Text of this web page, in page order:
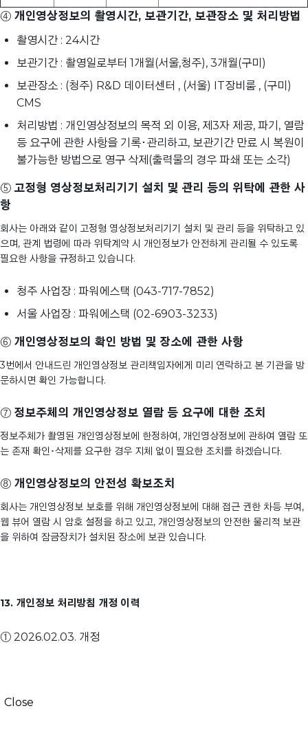
④ 개인영상정보의 촬영시간, 보관기간, 보관장소 및 처리방법
촬영시간 : 24시간
보관기간 : 촬영일로부터 1개월(서울,청주), 3개월(구미)
보관장소 : (청주) R&D 데이터센터 , (서울) IT장비룸 , (구미)
CMS
처리방법 : 개인영상정보의 목적 외 이용, 제3자 제공, 파기, 열람
등 요구에 관한 사항을 기록･관리하고, 보관기간 만료 시 복원이
불가능한 방법으로 영구 삭제(출력물의 경우 파쇄 또는 소각)
⑤ 고정형 영상정보처리기기 설치 및 관리 등의 위탁에 관한 사
항
회사는 아래와 같이 고정형 영상정보처리기기 설치 및 관리 등을 위탁하고 있
으며, 관계 법령에 따라 위탁계약 시 개인정보가 안전하게 관리될 수 있도록
필요한 사항을 규정하고 있습니다.
청주 사업장 : 파워에스택 (043-717-7852)
서울 사업장 : 파워에스택 (02-6903-3233)
⑥ 개인영상정보의 확인 방법 및 장소에 관한 사항
3번에서 안내드린 개인영상정보 관리책임자에게 미리 연락하고 본 기관을 방
문하시면 확인 가능합니다.
⑦ 정보주체의 개인영상정보 열람 등 요구에 대한 조치
정보주체가 촬영된 개인영상정보에 한정하여, 개인영상정보에 관하여 열람 또
는 존재 확인･삭제를 요구한 경우 지체 없이 필요한 조치를 하겠습니다.
⑧ 개인영상정보의 안전성 확보조치
회사는 개인영상정보 보호를 위해 개인영상정보에 대해 접근 권한 차등 부여,
웹 뷰어 열람 시 암호 설정을 하고 있고, 개인영상정보의 안전한 물리적 보관
을 위하여 잠금장치가 설치된 장소에 보관 있습니다.
13. 개인정보 처리방침 개정 이력
① 2026.02.03. 개정
Close